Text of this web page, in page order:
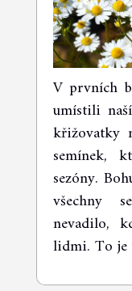
V prvních
umístili
křižovatky
semínek,
sezóny.
všechny
nevadilo,
lidmi. To je